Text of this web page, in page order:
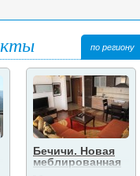
по региону
Бечичи. Новая
меблированная